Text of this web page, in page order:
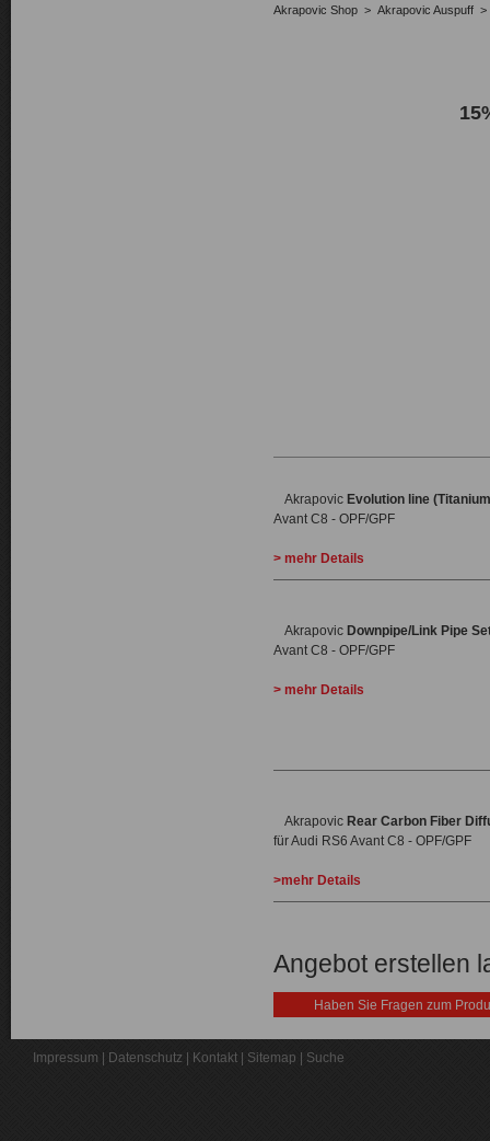
Akrapovic Shop > Akrapovic Auspuff
Akrapovic Evolution line
Avant C8 - OPF/GPF
> mehr Details
Akrapovic Downpipe/Link Pipe
Avant C8 - OPF/GPF
> mehr Details
Akrapovic Rear Carbon Fiber
für Audi RS6 Avant C8 - OPF/GPF
>mehr Details
Angebot erstellen
Haben Sie Fragen zum
Impressum Datenschutz Kontakt Sitemap Suche